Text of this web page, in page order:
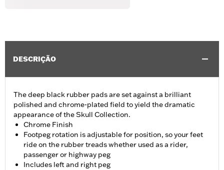
DESCRIÇÃO
The deep black rubber pads are set against a brilliant
polished and chrome-plated field to yield the dramatic
appearance of the Skull Collection.
Chrome Finish
Footpeg rotation is adjustable for position, so your feet
ride on the rubber treads whether used as a rider,
passenger or highway peg
Includes left and right peg